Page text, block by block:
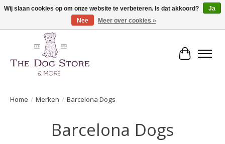
De speciaalzaak in hondenartikelen en meer!
Home / Merken / Barcelona Dogs
Barcelona Dogs
Wij slaan cookies op om onze website te verbeteren. Is dat akkoord?
Ja
Nee
Meer over cookies »